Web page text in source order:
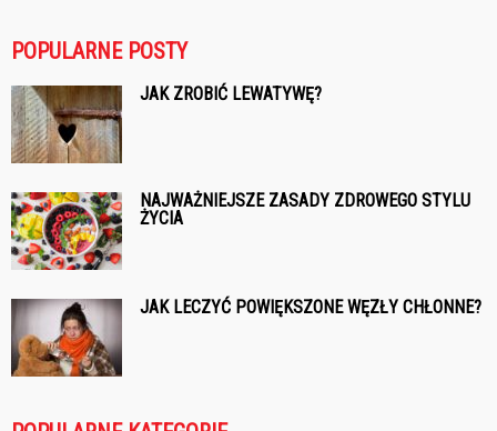
POPULARNE POSTY
JAK ZROBIĆ LEWATYWĘ?
NAJWAŻNIEJSZE ZASADY ZDROWEGO STYLU
ŻYCIA
JAK LECZYĆ POWIĘKSZONE WĘZŁY CHŁONNE?